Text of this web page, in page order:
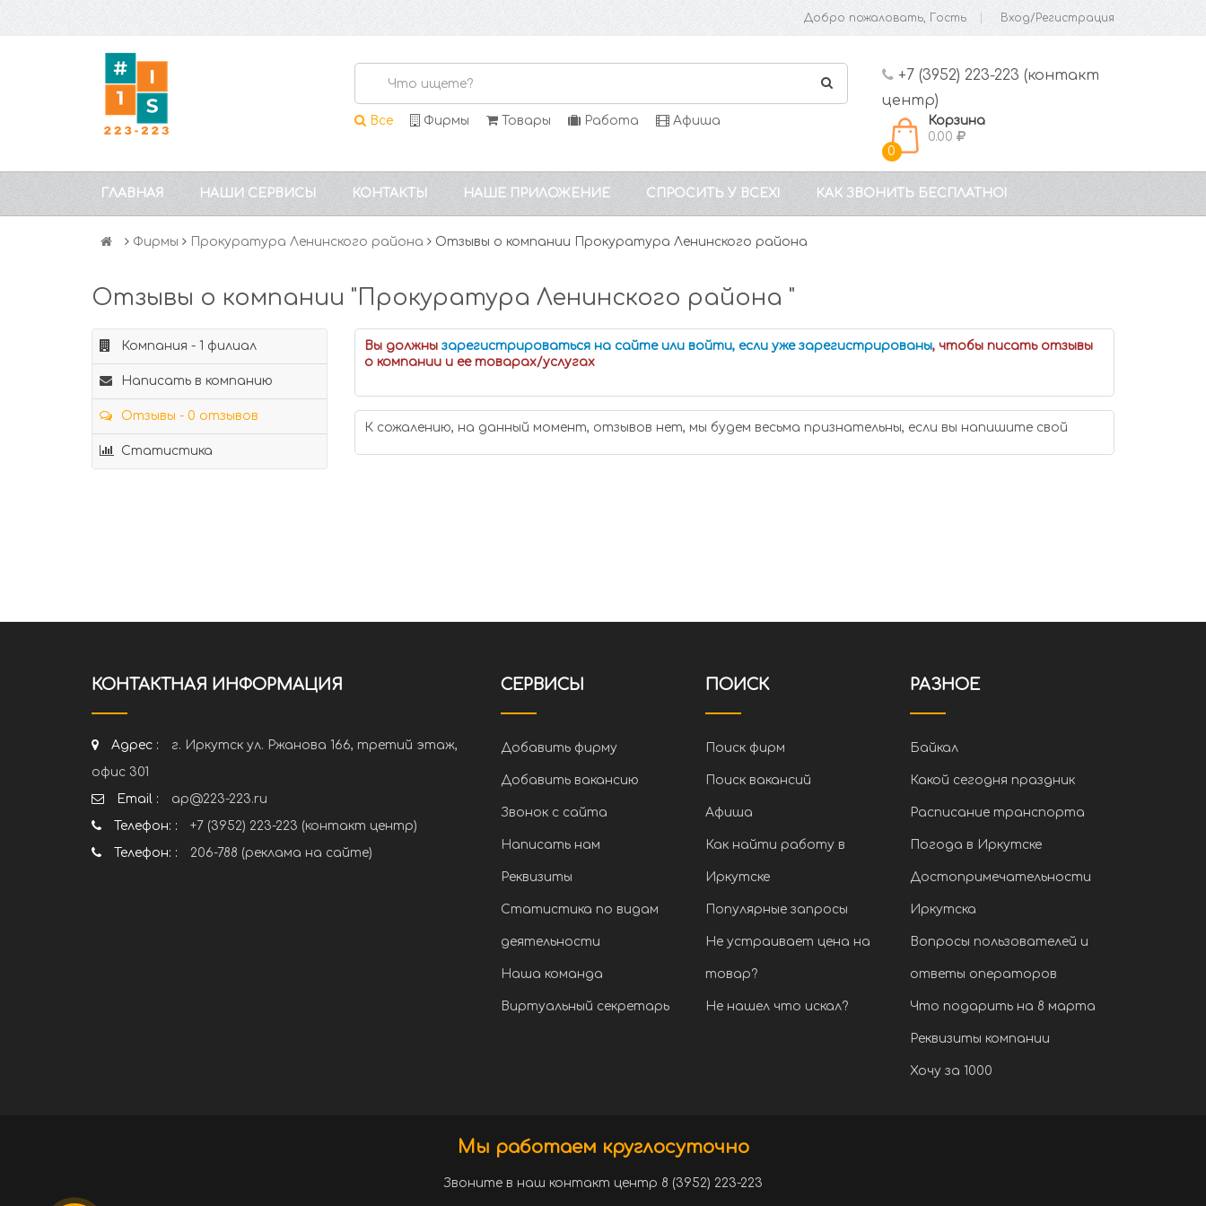
Добро пожаловать, Гость Вход/Регистрация
Все Фирмы Товары Работа Афиша
+7 (3952) 223-223 (контакт
центр)
0
Корзина
0.00
ГЛАВНАЯ НАШИ СЕРВИСЫ КОНТАКТЫ НАШЕ ПРИЛОЖЕНИЕ СПРОСИТЬ У ВСЕХ! КАК ЗВОНИТЬ БЕСПЛАТНО!
Фирмы Прокуратура Ленинского района Отзывы о компании Прокуратура Ленинского района
Отзывы о компании "Прокуратура Ленинского района "
Компания - 1 филиал
Написать в компанию
Отзывы - 0 отзывов
Статистика
Вы должны зарегистрироваться на сайте или войти, если уже зарегистрированы, чтобы писать отзывы
о компании и ее товарах/услугах
К сожалению, на данный момент, отзывов нет, мы будем весьма признательны, если вы напишите свой
КОНТАКТНАЯ ИНФОРМАЦИЯ
Адрес :
г. Иркутск ул. Ржанова 166, третий этаж,
офис 301
Email :
ap@223-223.ru
Телефон: :
+7 (3952) 223-223 (контакт центр)
Телефон: :
206-788 (реклама на сайте)
СЕРВИСЫ
Добавить фирму
Добавить вакансию
Звонок с сайта
Написать нам
Реквизиты
Статистика по видам
деятельности
Наша команда
Виртуальный секретарь
ПОИСК
Поиск фирм
Поиск вакансий
Афиша
Как найти работу в
Иркутске
Популярные запросы
Не устраивает цена на
товар?
Не нашел что искал?
РАЗНОЕ
Байкал
Какой сегодня праздник
Расписание транспорта
Погода в Иркутске
Достопримечательности
Иркутска
Вопросы пользователей и
ответы операторов
Что подарить на 8 марта
Реквизиты компании
Хочу за 1000
Мы работаем круглосуточно
Звоните в наш контакт центр 8 (3952) 223-223